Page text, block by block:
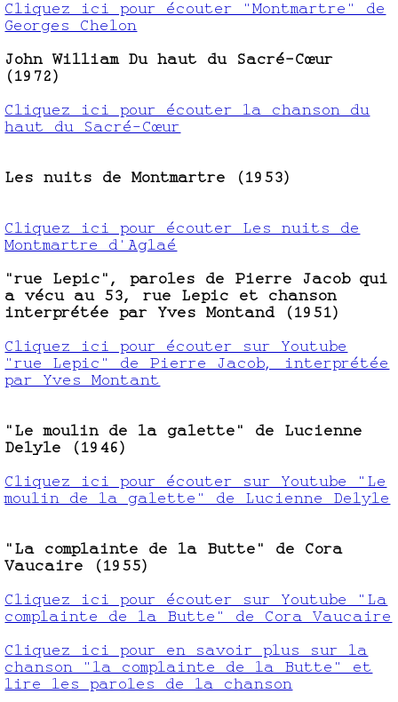
Cliquez ici pour écouter "Montmartre" de
Georges Chelon
John William Du haut du Sacré-Cœur
(1972)
Cliquez ici pour écouter la chanson du
haut du Sacré-Cœur
Les nuits de Montmartre (1953)
Cliquez ici pour écouter Les nuits de
Montmartre d'Aglaé
"rue Lepic", paroles de Pierre Jacob qui
a vécu au 53, rue Lepic et chanson
interprétée par Yves Montand (1951)
Cliquez ici pour écouter sur Youtube
"rue Lepic" de Pierre Jacob, interprétée
par Yves Montant
"Le moulin de la galette" de Lucienne
Delyle (1946)
Cliquez ici pour écouter sur Youtube "Le
moulin de la galette" de Lucienne Delyle
"La complainte de la Butte" de Cora
Vaucaire (1955)
Cliquez ici pour écouter sur Youtube "La
complainte de la Butte" de Cora Vaucaire
Cliquez ici pour en savoir plus sur la
chanson "la complainte de la Butte" et
lire les paroles de la chanson